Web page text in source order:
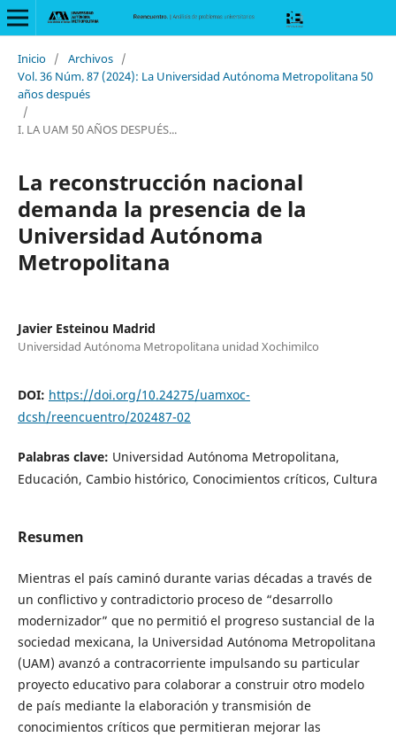
Inicio / Archivos /
Vol. 36 Núm. 87 (2024): La Universidad Autónoma Metropolitana 50
años después
/
I. LA UAM 50 AÑOS DESPUÉS...
La reconstrucción nacional
demanda la presencia de la
Universidad Autónoma
Metropolitana
Javier Esteinou Madrid
Universidad Autónoma Metropolitana unidad Xochimilco
DOI: https://doi.org/10.24275/uamxoc-
dcsh/reencuentro/202487-02
Palabras clave: Universidad Autónoma Metropolitana,
Educación, Cambio histórico, Conocimientos críticos, Cultura
Resumen
Mientras el país caminó durante varias décadas a través de
un conflictivo y contradictorio proceso de “desarrollo
modernizador” que no permitió el progreso sustancial de la
sociedad mexicana, la Universidad Autónoma Metropolitana
(UAM) avanzó a contracorriente impulsando su particular
proyecto educativo para colaborar a construir otro modelo
de país mediante la elaboración y transmisión de
conocimientos críticos que permitieran mejorar las